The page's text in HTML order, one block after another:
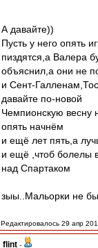
А давайте))
Пусть у него опять
пиздятся,а Валера
объяснил,а они не
и Сент-
давайте по-новой
Чемпионскую весну
опять начнём
и ещё лет пять,а
и ещё ,чтоб болелы
над Спартаком
зыы..Мальорки не
Редактировалось 29 апр
flint -